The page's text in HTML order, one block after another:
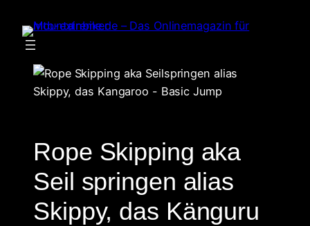
Inhalt
springen
Rope Skipping aka
Seil springen alias
Skippy, das Känguru